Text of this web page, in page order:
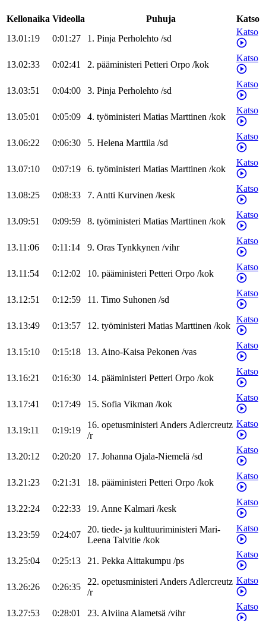
Kellonaika Videolla Puhuja
Katso
13.01:19
0:01:27 1. Pinja Perholehto /sd
Katso
13.02:33 0:02:41 2. pääministeri Petteri Orpo /kok
Katso
13.03:51 0:04:00 3. Pinja Perholehto /sd
Katso
13.05:01 0:05:09 4. työministeri Matias Marttinen /kok
Katso
13.06:22 0:06:30 5. Helena Marttila /sd
Katso
13.07:10 0:07:19 6. työministeri Matias Marttinen /kok
Katso
13.08:25 0:08:33 7. Antti Kurvinen /kesk
Katso
13.09:51 0:09:59 8. työministeri Matias Marttinen /kok
Katso
13.11:06 0:11:14 9. Oras Tynkkynen /vihr
Katso
13.11:54 0:12:02 10. pääministeri Petteri Orpo /kok
Katso
13.12:51 0:12:59 11. Timo Suhonen /sd
Katso
13.13:49 0:13:57 12. työministeri Matias Marttinen /kok
Katso
13.15:10 0:15:18 13. Aino-Kaisa Pekonen /vas
Katso
13.16:21 0:16:30 14. pääministeri Petteri Orpo /kok
Katso
13.17:41 0:17:49 15. Sofia Vikman /kok
Katso
13.19:11 0:19:19
16. opetusministeriAndersAdlercreutz
/r
Katso
13.20:12 0:20:20 17. Johanna Ojala-Niemelä /sd
Katso
13.21:23 0:21:31 18. pääministeri Petteri Orpo /kok
Katso
13.22:24 0:22:33 19. Anne Kalmari /kesk
Katso
13.23:59 0:24:07
20. tiede- ja kulttuuriministeri Mari-
Leena Talvitie /kok
Katso
13.25:04 0:25:13 21. PekkaAittakumpu /ps
Katso
13.26:26 0:26:35
22. opetusministeriAndersAdlercreutz
/r
Katso
13.27:53 0:28:01 23. AlviinaAlametsä /vihr
Katso